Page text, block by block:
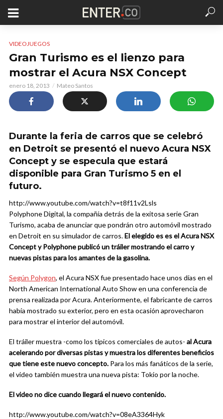
VIDEOJUEGOS
Gran Turismo es el lienzo para
mostrar el Acura NSX Concept
enero 18, 2013 Mateo Santos
Durante la feria de carros que se celebró
en Detroit se presentó el nuevo Acura NSX
Concept y se especula que estará
disponible para Gran Turismo 5 en el
futuro.
http://www.youtube.com/watch?v=t8f11v2Lsls
Polyphone Digital, la compañía detrás de la exitosa serie Gran
Turismo, acaba de anunciar que pondrán otro automóvil mostrado
en Detroit en su simulador de carros.El elegido es es el Acura NSX
Concept y Polyphone publicó un tráiler mostrando el carro y
nuevas pistas para los amantes de la gasolina.
Según Polygon, el Acura NSX fue presentado hace unos días en el
North American International Auto Show en una conferencia de
prensa realizada por Acura. Anteriormente, el fabricante de carros
había mostrado su exterior, pero en esta ocasión aprovecharon
para mostrar el interior del automóvil.
El tráiler muestra -como los típicos comerciales de autos- al Acura
acelerando por diversas pistas y muestra los diferentes beneficios
que tiene este nuevo concepto. Para los más fanáticos de la serie,
el video también muestra una nueva pista: Tokio por la noche.
El video no dice cuando llegará el nuevo contenido.
http://www.youtube.com/watch?v=08eA3364Hyk